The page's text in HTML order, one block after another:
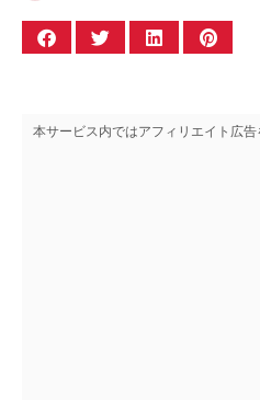
本サービス内ではアフィリエイト広告